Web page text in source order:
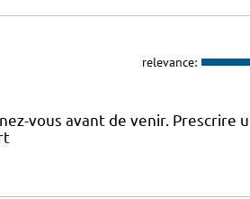
relevance:
vous avant de venir. Prescrire